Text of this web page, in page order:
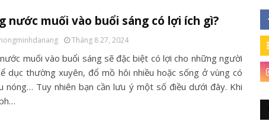
nước muối vào buổi sáng có lợi ích gì?
Tháng 8 27, 2024
muối vào buổi sáng sẽ đặc biệt có lợi cho những người
dục thường xuyên, đổ mồ hôi nhiều hoặc sống ở vùng có
nóng… Tuy nhiên bạn cần lưu ý một số điều dưới đây. Khi